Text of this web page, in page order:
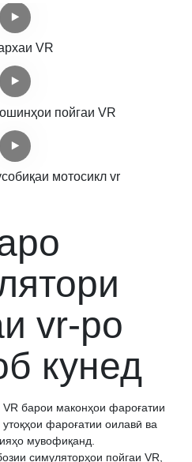
VR
пойгаи VR
мотосикл vr
vr-ро
кунед
барои маконҳои фароғатии
фароғатии оилавӣ ва
мувофиқанд.
симуляторҳои пойгаи VR,